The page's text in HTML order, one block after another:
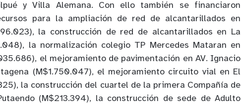
y Villa Alemana. Con ello también se financiaron
para la ampliación de red de alcantarillados en
la construcción de red de alcantarillados en La
la normalización colegio TP Mercedes Mataran en
el mejoramiento de pavimentación en AV. Ignacio
(M$1.750.047), el mejoramiento circuito vial en El
la construcción del cuartel de la primera Compañía de
(M$213.394), la construcción de sede de Adulto